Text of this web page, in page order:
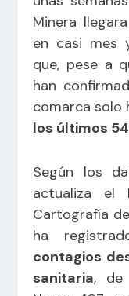
Minera
en casi mes
que, pese a
han
comarca solo
los últimos
Según los
actualiza el
Cartografía
ha
contagios
sanitaria, de